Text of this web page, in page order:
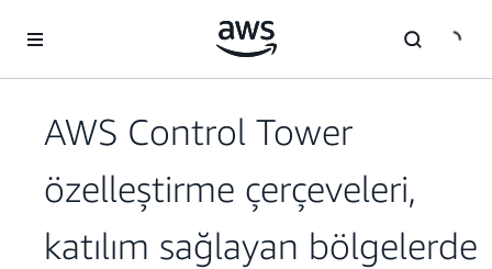
AWS Control Tower
özelleştirme çerçeveleri,
katılım sağlayan bölgelerde